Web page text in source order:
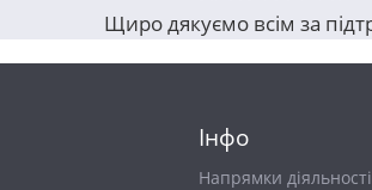
Щиро дякуємо всім за
Інфо
Напрямки діяльності